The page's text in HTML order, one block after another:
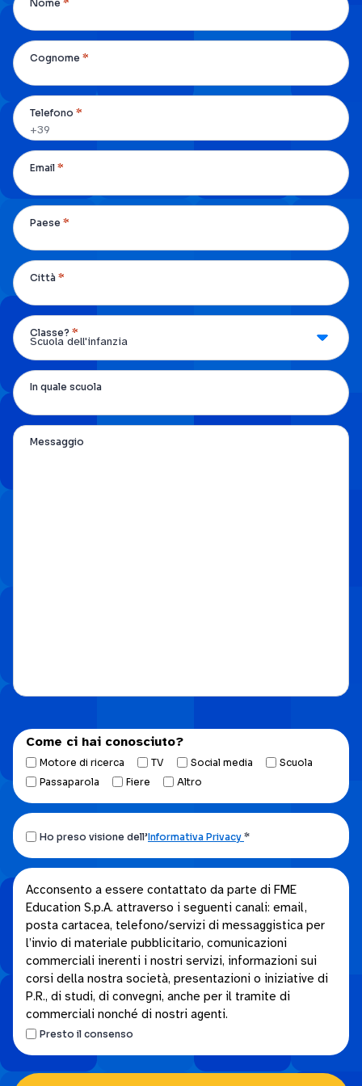
Nome *
Cognome *
Telefono *
Email *
Paese *
Città *
Classe? *
In quale scuola
Messaggio
Come ci hai conosciuto?
Motore di ricerca TV Social media
Scuola
Passaparola
Fiere Altro
Ho
preso
visione
dell’Informativa
privacy.
*
Ho preso visione dell’Informativa Privacy *
Acconsento
a
essere
contattato
da
parte
FME
Acconsento a essere contattato da parte di FME
Education S.p.A. attraverso i seguenti canali: email,
posta cartacea, telefono/servizi di messaggistica per
l’invio di materiale pubblicitario, comunicazioni
commerciali inerenti i nostri servizi, informazioni sui
corsi della nostra società, presentazioni o iniziative di
P.R., di studi, di convegni, anche per il tramite di
commerciali nonché di nostri agenti.
Presto il consenso